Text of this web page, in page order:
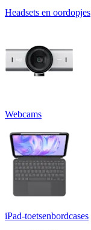
Headsets en oordopjes
Webcams
iPad-toetsenbordcases